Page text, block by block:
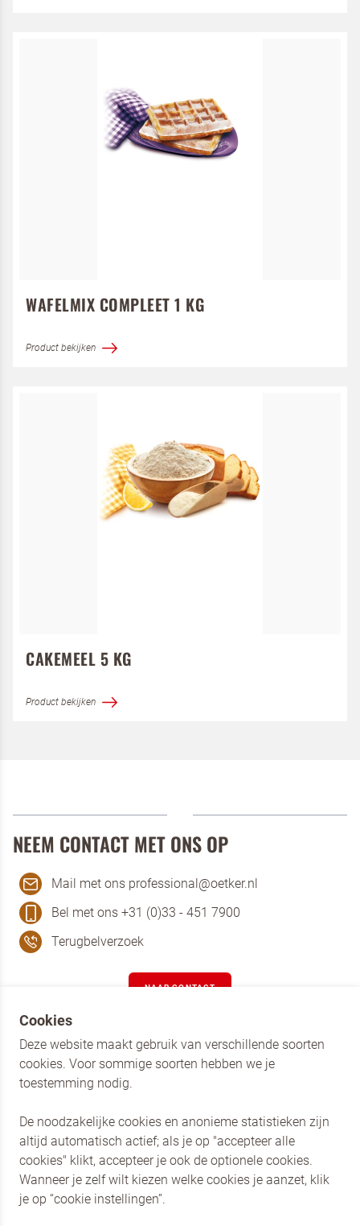
WAFELMIX COMPLEET 1 KG
Product bekijken
CAKEMEEL 5 KG
Product bekijken
NEEM CONTACT MET ONS OP
Mail met ons professional@oetker.nl
Bel met ons +31 (0)33 - 451 7900
Terugbelverzoek
NAAR CONTACT
AANMELDEN NIEUWSBRIEF
Dr. Oetker Nederland
Dr. Oetker Professional
Cookies
Deze website maakt gebruik van verschillende soorten
cookies. Voor sommige soorten hebben we je
toestemming nodig.
De noodzakelijke cookies en anonieme statistieken zijn
altijd automatisch actief; als je op "accepteer alle
cookies" klikt, accepteer je ook de optionele cookies.
Wanneer je zelf wilt kiezen welke cookies je aanzet, klik
je op “cookie instellingen”.